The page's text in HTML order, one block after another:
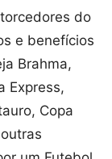
do
e benefícios
Brahma,
Express,
Copa